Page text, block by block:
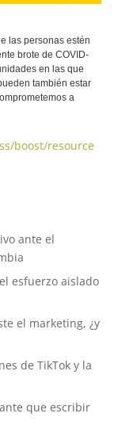
las personas estén
brote de COVID-
en las que
también estar
a
boost/resource
ante el
esfuerzo aislado
el marketing, ¿y
de TikTok y la
que escribir